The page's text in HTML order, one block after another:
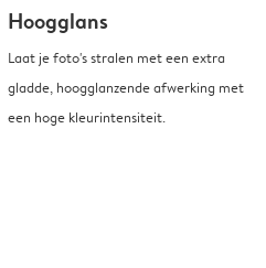
Hoogglans
Laat je foto's stralen met een extra
gladde, hoogglanzende afwerking met
een hoge kleurintensiteit.